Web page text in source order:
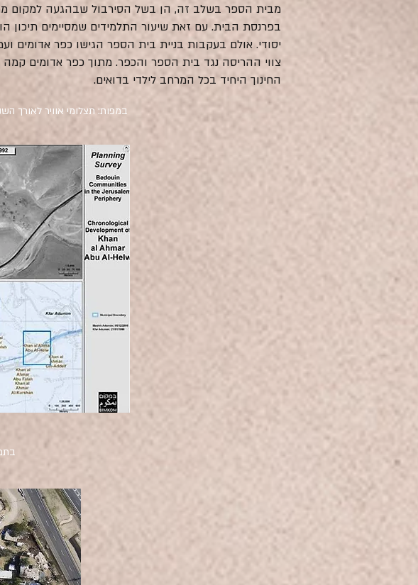
מבית הספר בשלב זה, הן בשל הסירבול שבהגעה למקום
בפרנסת הבית. עם זאת שיעור התלמידים שמסיימים
יסודי. אולם בעקבות בניית בית הספר הגישו כפר אדומים
צווי ההריסה נגד בית הספר והכפר. מתוך כפר אדומים
החינוך היחיד בכל המרחב לילדי בדואים.
במפות: תצלומי אוויר לאורך השנים 2006-1977 המעידים על התיישבות בח׳אן